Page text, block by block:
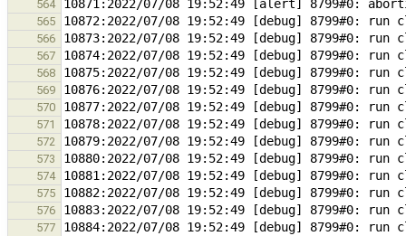
564
565
566
567
568
569
570
571
572
573
574
575
576
577